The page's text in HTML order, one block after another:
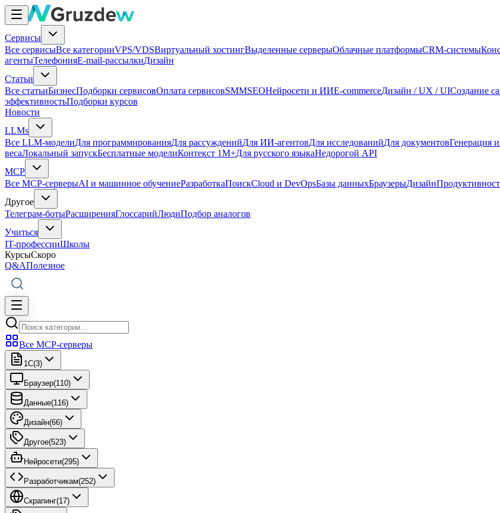
Сервисы
Все сервисыВсе категорииVPS/VDSВиртуальный хостингВыделенные серверыОблачные платформыCRM-системы
агентыТелефонияE-mail-рассылкиДизайн
Статьи
Все статьиБизнесПодборки сервисовОплата сервисовSMMSEOНейросети и ИИE-commerceДизайн / UX / UIСоздание
эффективностьПодборки курсов
Новости
LLMs
Все LLM-моделиДля программированияДля рассужденийДля ИИ-агентовДля исследованийДля документовГенерация
весаЛокальный запускБесплатные моделиКонтекст 1M+Для русского языкаНедорогой API
MCP
Все MCP-серверыAI и машинное обучениеРазработкаПоискCloud и DevOpsБазы данныхБраузерыДизайн
Другое
Телеграм-ботыРасширенияГлоссарийЛюдиПодбор аналогов
Учиться
IT-профессииШколы
КурсыСкоро
Q&AПолезное
Все MCP-серверы
1C(3)
Браузер(110)
Данные(116)
Дизайн(66)
Другое(523)
Нейросети(295)
Разработчикам(252)
Скрапинг(17)